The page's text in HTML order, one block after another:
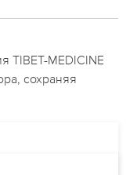
TIBET-MEDICINE
сохраняя